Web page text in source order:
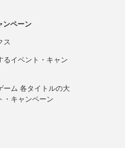
ンペーン
ス
るイベント・キャン
ーム 各タイトルの大
・キャンペーン